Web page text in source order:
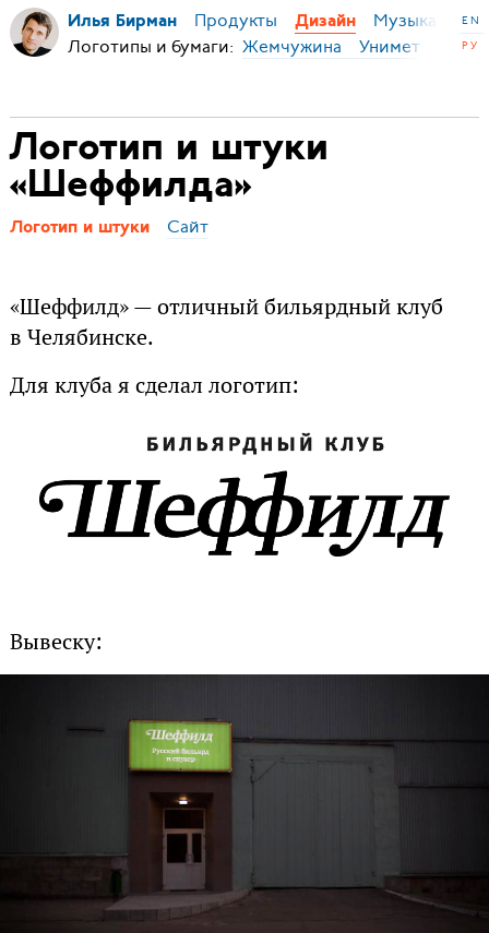
Илья Бирман Продукты Дизайн Музыка
EN
РУ
Логотипы и бумаги: Жемчужина Унимет
Логотип и штуки
«Шеффилда»
Логотип и штуки Сайт
«Шеффилд» — отличный бильярдный клуб
в Челябинске.
Для клуба я сделал логотип:
Вывеску: